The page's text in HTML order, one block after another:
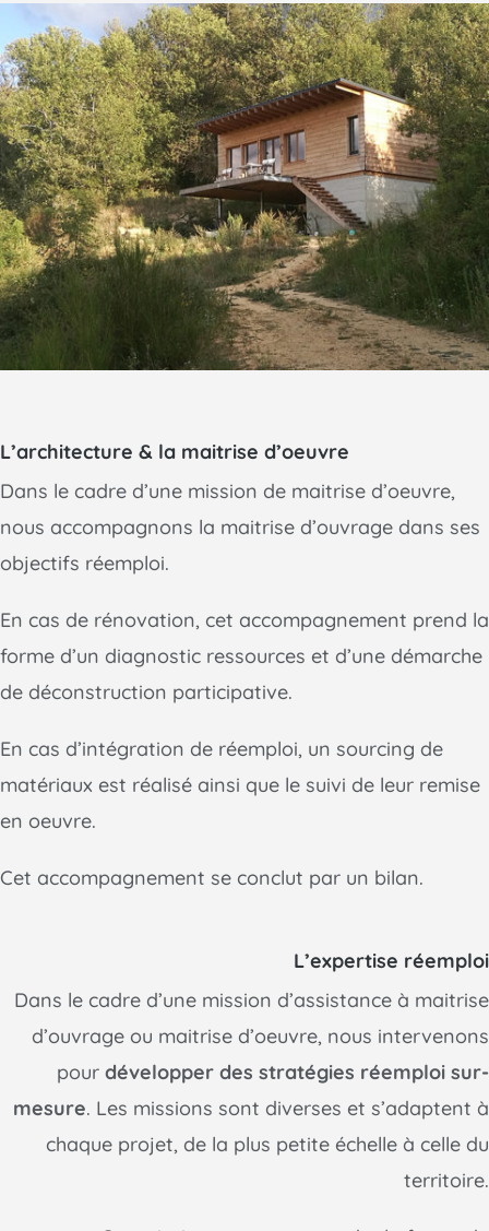
L’architecture & la maitrise d’oeuvre
Dans le cadre d’une mission de maitrise d’oeuvre,
nous accompagnons la maitrise d’ouvrage dans ses
objectifs réemploi.
En cas de rénovation, cet accompagnement prend la
forme d’un diagnostic ressources et d’une démarche
de déconstruction participative.
En cas d’intégration de réemploi, un sourcing de
matériaux est réalisé ainsi que le suivi de leur remise
en oeuvre.
Cet accompagnement se conclut par un bilan.
L’expertise réemploi
Dans le cadre d’une mission d’assistance à maitrise
d’ouvrage ou maitrise d’oeuvre, nous intervenons
pour développer des stratégies réemploi sur-
mesure. Les missions sont diverses et s’adaptent à
chaque projet, de la plus petite échelle à celle du
territoire.